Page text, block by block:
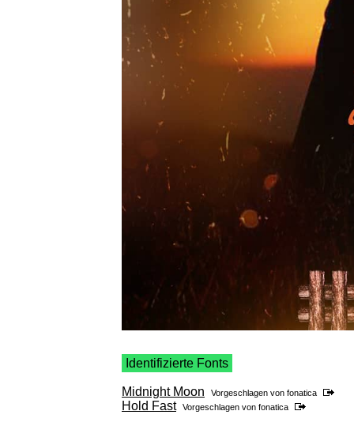
Identifizierte Fonts
Midnight Moon Vorgeschlagen von fonatica
Hold Fast Vorgeschlagen von fonatica